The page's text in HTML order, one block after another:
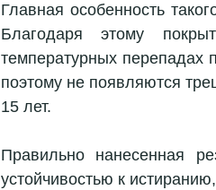
Главная особенность
Благодаря этому
температурных перепадах
поэтому не появляются
15 лет.
Правильно нанесенная
устойчивостью к